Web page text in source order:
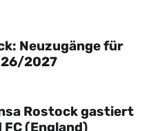
Neuzugänge für
2027
Rostock gastiert
(England)